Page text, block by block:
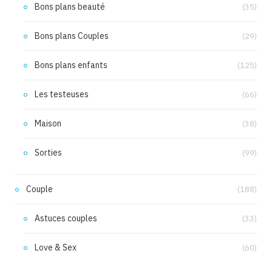
Bons plans beauté (35)
Bons plans Couples (29)
Bons plans enfants (125)
Les testeuses (66)
Maison (38)
Sorties (99)
Couple (188)
Astuces couples (33)
Love & Sex (60)